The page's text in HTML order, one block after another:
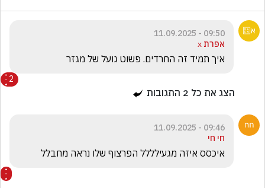
09:50 - 11.09.2025
אפרת х
איך תמיד זה החרדים. פשוט גועל של מגזר
2
הצג את כל 2 התגובות
09:46 - 11.09.2025
חי חי
איכסס איזה מגעילללל הפרצוף שלו נראה מחבלל